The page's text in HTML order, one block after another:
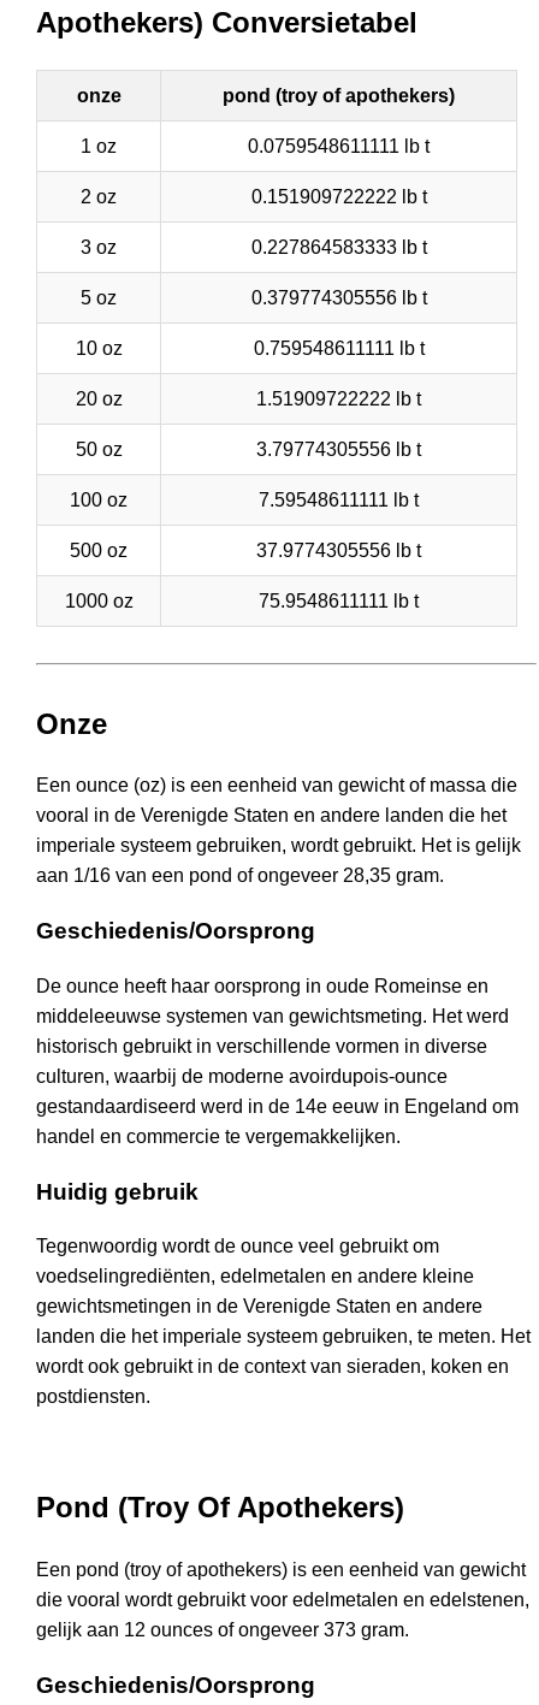
Apothekers) Conversietabel
onze pond (troy of apothekers)
1 oz 0.0759548611111 lb t
2 oz 0.151909722222 lb t
3 oz 0.227864583333 lb t
5 oz 0.379774305556 lb t
10 oz 0.759548611111 lb t
20 oz 1.51909722222 lb t
50 oz 3.79774305556 lb t
100 oz 7.59548611111 lb t
500 oz 37.9774305556 lb t
1000 oz 75.9548611111 lb t
Onze
Een ounce (oz) is een eenheid van gewicht of massa die
vooral in de Verenigde Staten en andere landen die het
imperiale systeem gebruiken, wordt gebruikt. Het is gelijk
aan 1/16 van een pond of ongeveer 28,35 gram.
Geschiedenis/Oorsprong
De ounce heeft haar oorsprong in oude Romeinse en
middeleeuwse systemen van gewichtsmeting. Het werd
historisch gebruikt in verschillende vormen in diverse
culturen, waarbij de moderne avoirdupois-ounce
gestandaardiseerd werd in de 14e eeuw in Engeland om
handel en commercie te vergemakkelijken.
Huidig gebruik
Tegenwoordig wordt de ounce veel gebruikt om
voedselingrediënten, edelmetalen en andere kleine
gewichtsmetingen in de Verenigde Staten en andere
landen die het imperiale systeem gebruiken, te meten. Het
wordt ook gebruikt in de context van sieraden, koken en
postdiensten.
Pond (Troy Of Apothekers)
Een pond (troy of apothekers) is een eenheid van gewicht
die vooral wordt gebruikt voor edelmetalen en edelstenen,
gelijk aan 12 ounces of ongeveer 373 gram.
Geschiedenis/Oorsprong